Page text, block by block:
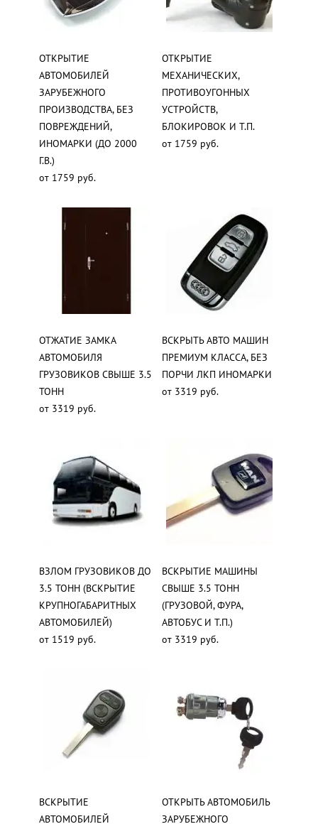
ОТКРЫТИЕ
АВТОМОБИЛЕЙ
ЗАРУБЕЖНОГО
ПРОИЗВОДСТВА, БЕЗ
ПОВРЕЖДЕНИЙ,
ИНОМАРКИ (ДО 2000
Г.В.)
от 1759 руб.
ОТКРЫТИЕ
МЕХАНИЧЕСКИХ,
ПРОТИВОУГОННЫХ
УСТРОЙСТВ,
БЛОКИРОВОК И Т.П.
от 1759 руб.
ОТЖАТИЕ ЗАМКА
АВТОМОБИЛЯ
ГРУЗОВИКОВ СВЫШЕ 3.5
ТОНН
от 3319 руб.
ВСКРЫТЬ АВТО МАШИН
ПРЕМИУМ КЛАССА, БЕЗ
ПОРЧИ ЛКП ИНОМАРКИ
от 3319 руб.
ВЗЛОМ ГРУЗОВИКОВ ДО
3.5 ТОНН (ВСКРЫТИЕ
КРУПНОГАБАРИТНЫХ
АВТОМОБИЛЕЙ)
от 1519 руб.
ВСКРЫТИЕ МАШИНЫ
СВЫШЕ 3.5 ТОНН
(ГРУЗОВОЙ, ФУРА,
АВТОБУС И Т.П.)
от 3319 руб.
ВСКРЫТИЕ
АВТОМОБИЛЕЙ
ОТКРЫТЬ АВТОМОБИЛЬ
ЗАРУБЕЖНОГО